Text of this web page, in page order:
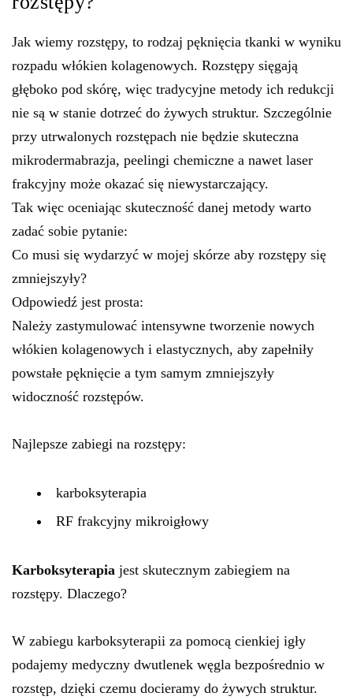
Jak wiemy rozstępy, to rodzaj pęknięcia tkanki w wyniku
rozpadu włókien kolagenowych. Rozstępy sięgają
głęboko pod skórę, więc tradycyjne metody ich redukcji
nie są w stanie dotrzeć do żywych struktur. Szczególnie
przy utrwalonych rozstępach nie będzie skuteczna
mikrodermabrazja, peelingi chemiczne a nawet laser
frakcyjny może okazać się niewystarczający.
Tak więc oceniając skuteczność danej metody warto
zadać sobie pytanie:
Co musi się wydarzyć w mojej skórze aby rozstępy się
zmniejszyły?
Odpowiedź jest prosta:
Należy zastymulować intensywne tworzenie nowych
włókien kolagenowych i elastycznych, aby zapełniły
powstałe pęknięcie a tym samym zmniejszyły
widoczność rozstępów.
Najlepsze zabiegi na rozstępy:
karboksyterapia
RF frakcyjny mikroigłowy
Karboksyterapia jest skutecznym zabiegiem na
rozstępy. Dlaczego?
W zabiegu karboksyterapii za pomocą cienkiej igły
podajemy medyczny dwutlenek węgla bezpośrednio w
rozstęp, dzięki czemu docieramy do żywych struktur.